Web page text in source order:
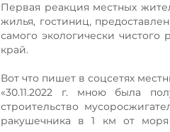
Первая реакция местных
жилья, гостиниц,
самого экологически
край.
Вот что пишет в соцсетях
«30.11.2022 г. мною была
строительство
ракушечника в 1 км от